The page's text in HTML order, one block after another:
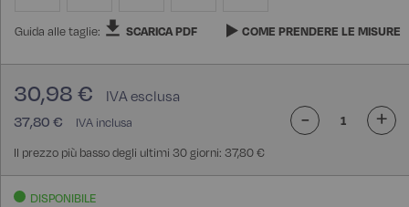
Guida alle taglie: SCARICA PDF COME PRENDERE LE MISURE
37,80 €
30,98 €
Il prezzo più basso degli ultimi 30 giorni: 37,80 €
- +
DISPONIBILE